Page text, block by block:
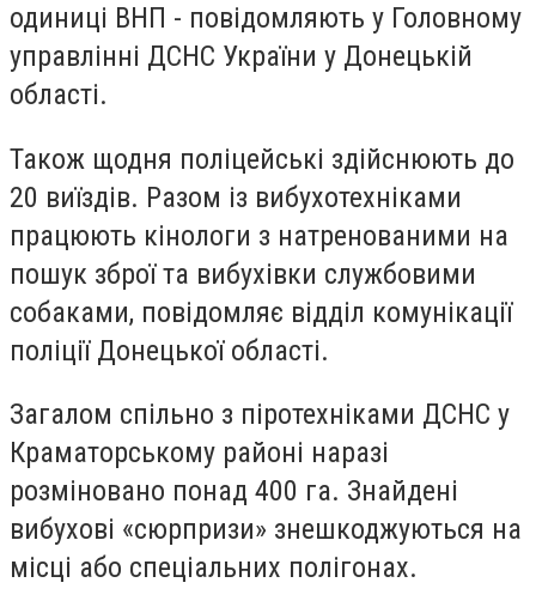
одиниці ВНП - повідомляють у Головному
управлінні ДСНС України у Донецькій
області.
Також щодня поліцейські здійснюють до
20 виїздів. Разом із вибухотехніками
працюють кінологи з натренованими на
пошук зброї та вибухівки службовими
собаками, повідомляє відділ комунікації
поліції Донецької області.
Загалом спільно з піротехніками ДСНС у
Краматорському районі наразі
розміновано понад 400 га. Знайдені
вибухові «сюрпризи» знешкоджуються на
місці або спеціальних полігонах.